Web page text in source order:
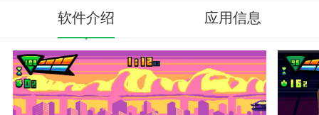
软件介绍 应用信息